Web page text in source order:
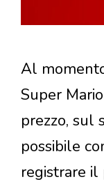
Al
Super
prezzo, sul
possibile
registrare